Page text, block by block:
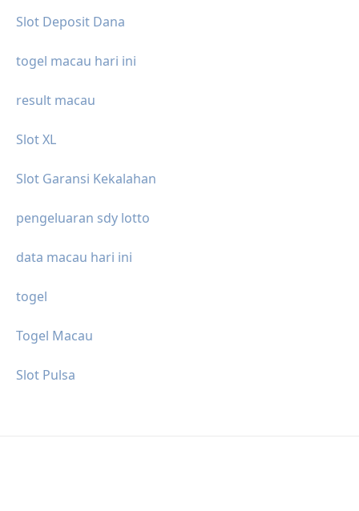
Slot Deposit Dana
togel macau hari ini
result macau
Slot XL
Slot Garansi Kekalahan
pengeluaran sdy lotto
data macau hari ini
togel
Togel Macau
Slot Pulsa